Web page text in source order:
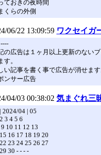
ておきの夜時間
くらの外側
06/22 13:09:59 ワクセイガ
の広告は１ヶ月以上更新のない
す。
い記事を書く事で広告が消せます
ンサー広告
04/03 00:38:02 気まぐれ三
2024/04 | 05
3 4 5 6
10 11 12 13
16 17 18 19 20
23 24 25 26 27
30 - - - -